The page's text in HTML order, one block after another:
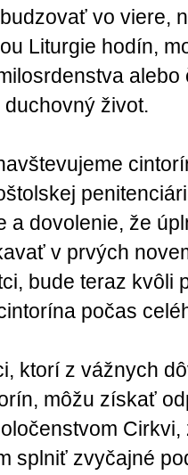
vo viere,
Liturgie hodín,
život.
a dovolenie, že
v prvých
bude teraz kvôli
počas
ktorí z vážnych
môžu získať
splniť zvyčajné